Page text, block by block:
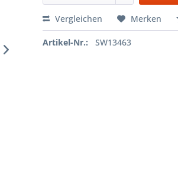
Vergleichen Merken
Artikel-Nr.: SW13463